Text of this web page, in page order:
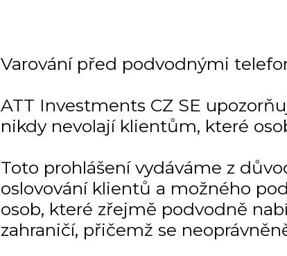
Varování před podvodnými
ATT Investments CZ SE
nikdy nevolají klientům, které
Toto prohlášení vydáváme z
oslovování klientů a možného
osob, které zřejmě podvodně
zahraničí, přičemž se